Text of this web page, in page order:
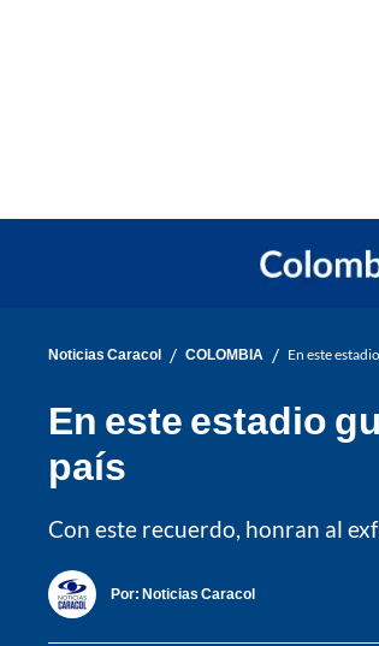
Noticias Caracol / COLOMBIA / En este
En este estadio
país
Con este recuerdo, honran al
Por: Noticias Caracol